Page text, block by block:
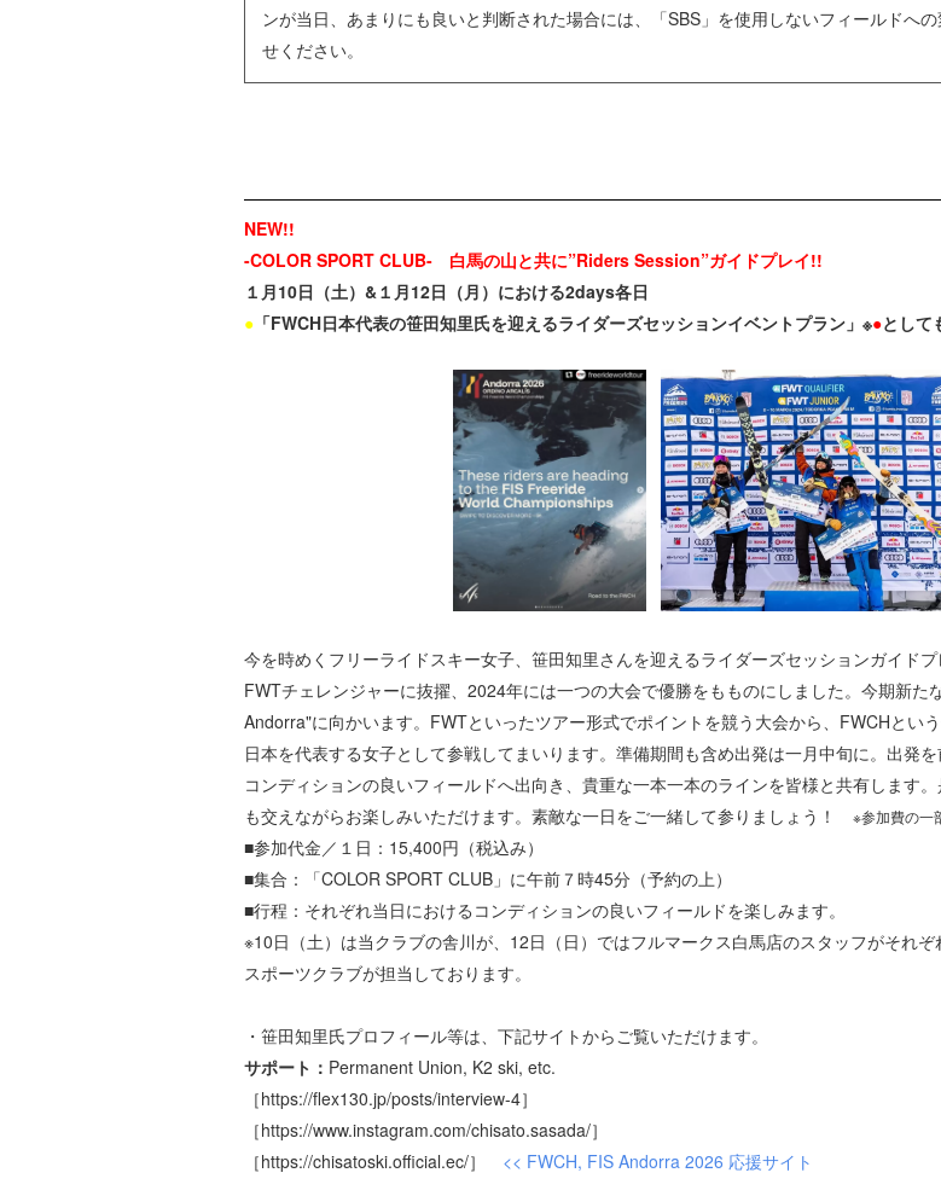
ンが当日、あまりにも良いと判断された場合には、「SBS」を使用しないフィールドへ
せください。
NEW!!
-COLOR SPORT CLUB- 白馬の山と共に”Riders Session”ガイドプレイ!!
１月10日（土）&１ 月12日（月）における2days各日
● 「FWCH日本代表の笹田知里氏を迎えるライダーズセッションイベントプラン」※●として
今を時めくフリーライドスキー女子、笹田知里さんを迎えるライダーズセッションガイド
FWTチェレンジャーに抜擢、2024年には一つの大会で優勝をもものにしました。今期新
Andorra"に向かいます。FWTといったツアー形式でポイントを競う大会から、FWCHとい
日本を代表する女子として参戦してまいります。準備期間も含め出発は一月中旬に。出発
コンディションの良いフィールドへ出向き、貴重な一本一本のラインを皆様と共有します
も交えながらお楽しみいただけます。素敵な一日をご一緒して参りましょう！ ※参加費の一
■参加代金／１日：15,400円（税込み）
■集合：「COLOR SPORT CLUB」に午前７時45分（予約の上）
■行程：それぞれ当日におけるコンディションの良いフィールドを楽しみます。
※10日（土）は当クラブの舎川が、12日（日）ではフルマークス白馬店のスタッフがそれ
スポーツクラブが担当しております。
・笹田知里氏プロフィール等は、下記サイトからご覧いただけます。
サポート： Permanent Union, K2 ski, etc.
［https://flex130.jp/posts/interview-4］
［https://www.instagram.com/chisato.sasada/］
［https://chisatoski.official.ec/］
<< FWCH, FIS Andorra 2026 応援サイト